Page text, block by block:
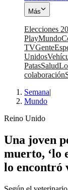
Más
Elecciones
PlayMundo
TVGente
Unidos
PatasSalud
colaboración
Semana|
Mundo
Reino Unido
Una joven
muerto, ‘lo
lo encontró